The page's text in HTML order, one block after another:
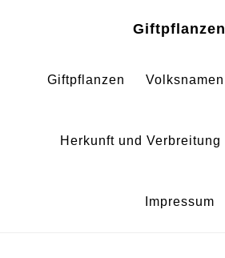
springen
springen
Giftpflanzen
Giftpflanzen Volksnamen
Herkunft und Verbreitung
Impressum